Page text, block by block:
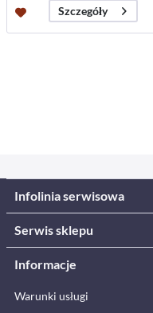
Szczegóły
Infolinia serwisowa
Serwis sklepu
Informacje
Warunki usługi